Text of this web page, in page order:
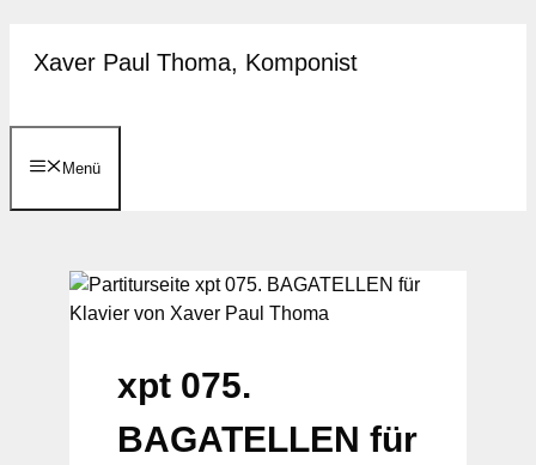
InhaltXaver Paul Thoma, Komponist
Menü
xpt 075.
BAGATELLEN für